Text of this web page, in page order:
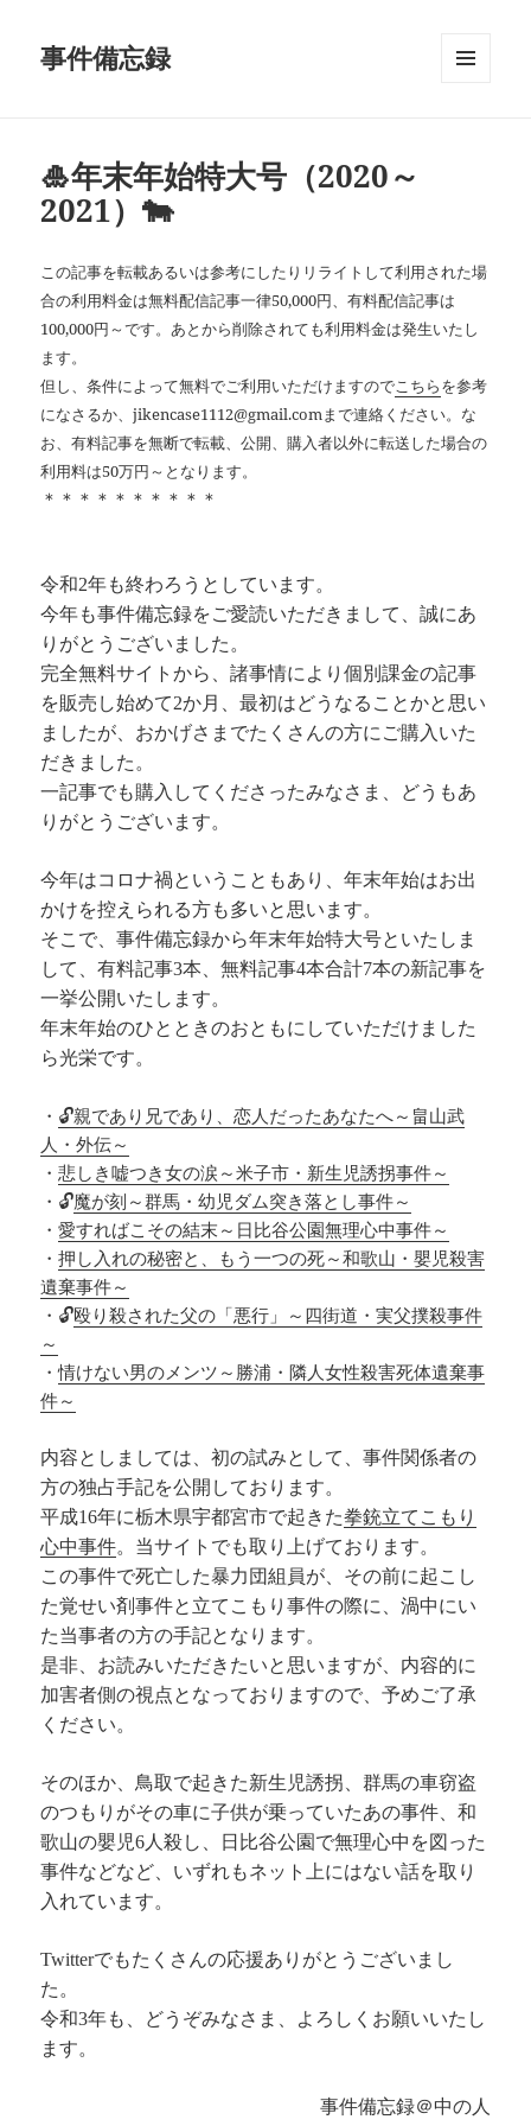
事件備忘録
🎍年末年始特大号（2020～
2021）🐄
この記事を転載あるいは参考にしたりリライトして利用された場
合の利用料金は無料配信記事一律50,000円、有料配信記事は
100,000円～です。あとから削除されても利用料金は発生いたし
ます。
但し、条件によって無料でご利用いただけますのでこちらを参考
になさるか、jikencase1112@gmail.comまで連絡ください。な
お、有料記事を無断で転載、公開、購入者以外に転送した場合の
利用料は50万円～となります。
＊＊＊＊＊＊＊＊＊＊
令和2年も終わろうとしています。
今年も事件備忘録をご愛読いただきまして、誠にあ
りがとうございました。
完全無料サイトから、諸事情により個別課金の記事
を販売し始めて2か月、最初はどうなることかと思い
ましたが、おかげさまでたくさんの方にご購入いた
だきました。
一記事でも購入してくださったみなさま、どうもあ
りがとうございます。
今年はコロナ禍ということもあり、年末年始はお出
かけを控えられる方も多いと思います。
そこで、事件備忘録から年末年始特大号といたしま
して、有料記事3本、無料記事4本合計7本の新記事を
一挙公開いたします。
年末年始のひとときのおともにしていただけました
ら光栄です。
・ 🔓親であり兄であり、恋人だったあなたへ～畠山武
人・外伝～
・悲しき嘘つき女の涙～米子市・新生児誘拐事件～
・🔓魔が刻～群馬・幼児ダム突き落とし事件～
・愛すればこその結末～日比谷公園無理心中事件～
・押し入れの秘密と、もう一つの死～和歌山・嬰児殺害
遺棄事件～
・🔓殴り殺された父の「悪行」～四街道・実父撲殺事件
～
・情けない男のメンツ～勝浦・隣人女性殺害死体遺棄事
件～
内容としましては、初の試みとして、事件関係者の
方の独占手記を公開しております。
平成16年に栃木県宇都宮市で起きた拳銃立てこもり
心中事件。当サイトでも取り上げております。
この事件で死亡した暴力団組員が、その前に起こし
た覚せい剤事件と立てこもり事件の際に、渦中にい
た当事者の方の手記となります。
是非、お読みいただきたいと思いますが、内容的に
加害者側の視点となっておりますので、予めご了承
ください。
そのほか、鳥取で起きた新生児誘拐、群馬の車窃盗
のつもりがその車に子供が乗っていたあの事件、和
歌山の嬰児6人殺し、日比谷公園で無理心中を図った
事件などなど、いずれもネット上にはない話を取り
入れています。
Twitterでもたくさんの応援ありがとうございまし
た。
令和3年も、どうぞみなさま、よろしくお願いいたし
ます。
事件備忘録＠中の人